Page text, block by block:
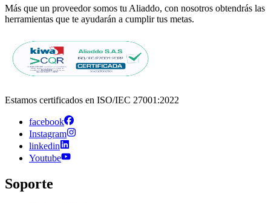
Más que un proveedor somos tu Aliaddo, con nosotros obtendrás las
herramientas que te ayudarán a cumplir tus metas.
Estamos certificados en ISO/IEC 27001:2022
facebook
Instagram
linkedin
Youtube
Soporte